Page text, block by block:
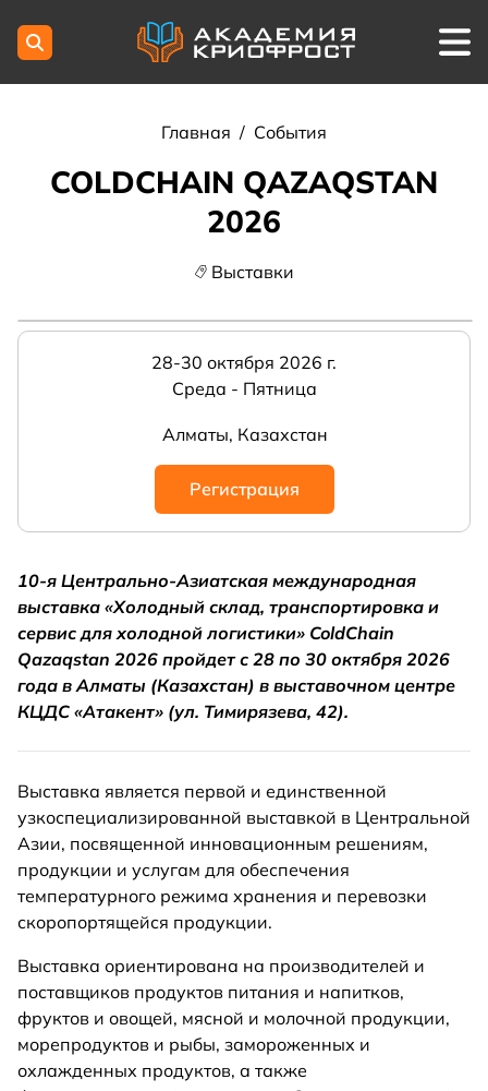
Главная / События
COLDCHAIN QAZAQSTAN
2026
Выставки
28-30 октября 2026 г.
Среда - Пятница
Алматы, Казахстан
Регистрация
10-я Центрально-Азиатская международная
выставка «Холодный склад, транспортировка и
сервис для холодной логистики» ColdChain
Qazaqstan 2026 пройдет с 28 по 30 октября 2026
года в Алматы (Казахстан) в выставочном центре
КЦДС «Атакент» (ул. Тимирязева, 42).
Выставка является первой и единственной
узкоспециализированной выставкой в Центральной
Азии, посвященной инновационным решениям,
продукции и услугам для обеспечения
температурного режима хранения и перевозки
скоропортящейся продукции.
Выставка ориентирована на производителей и
поставщиков продуктов питания и напитков,
фруктов и овощей, мясной и молочной продукции,
морепродуктов и рыбы, замороженных и
охлажденных продуктов, а также